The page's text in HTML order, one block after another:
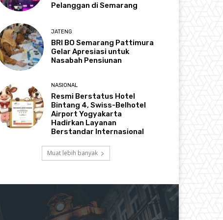
Pelanggan di Semarang
JATENG
BRI BO Semarang Pattimura
Gelar Apresiasi untuk
Nasabah Pensiunan
NASIONAL
Resmi Berstatus Hotel
Bintang 4, Swiss-Belhotel
Airport Yogyakarta
Hadirkan Layanan
Berstandar Internasional
Muat lebih banyak